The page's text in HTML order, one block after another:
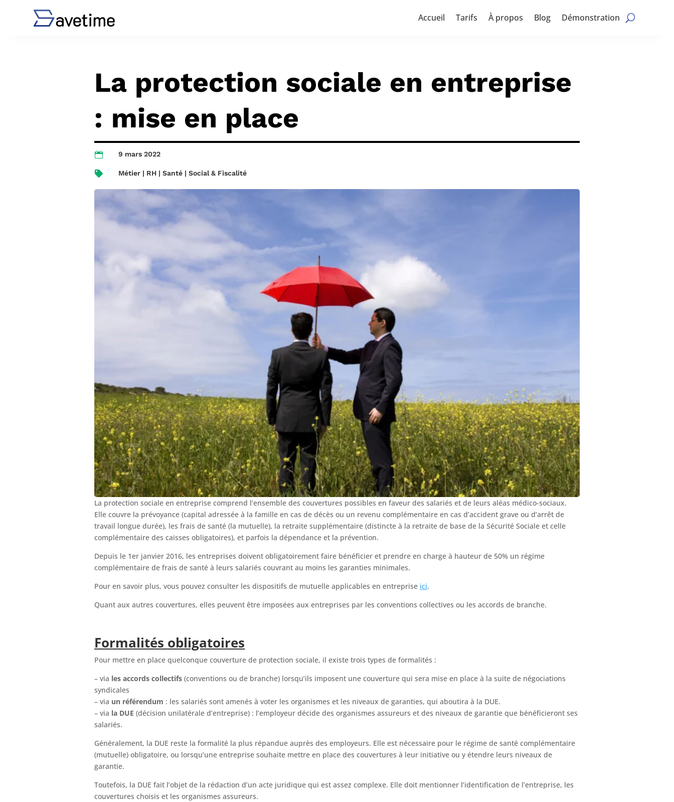
Accueil Tarifs À propos Blog Démonstration
La protection sociale en entreprise
: mise en place
 9 mars 2022
 Métier | RH | Santé | Social & Fiscalité
La protection sociale en entreprise comprend l’ensemble des couvertures possibles en faveur des salariés et de leurs aléas médico-sociaux.
Elle couvre la prévoyance (capital adressée à la famille en cas de décès ou un revenu complémentaire en cas d’accident grave ou d’arrêt de
travail longue durée), les frais de santé (la mutuelle), la retraite supplémentaire (distincte à la retraite de base de la Sécurité Sociale et celle
complémentaire des caisses obligatoires), et parfois la dépendance et la prévention.
Depuis le 1er janvier 2016, les entreprises doivent obligatoirement faire bénéficier et prendre en charge à hauteur de 50% un régime
complémentaire de frais de santé à leurs salariés couvrant au moins les garanties minimales.
Pour en savoir plus, vous pouvez consulter les dispositifs de mutuelle applicables en entreprise ici.
Quant aux autres couvertures, elles peuvent être imposées aux entreprises par les conventions collectives ou les accords de branche.
Formalités obligatoires
Pour mettre en place quelconque couverture de protection sociale, il existe trois types de formalités :
– via les accords collectifs(conventions ou de branche) lorsqu’ils imposent une couverture qui sera mise en place à la suite de négociations
syndicales
– via un référendum : les salariés sont amenés à voter les organismes et les niveaux de garanties, qui aboutira à la DUE.
– via la DUE (décision unilatérale d’entreprise) : l’employeur décide des organismes assureurs et des niveaux de garantie que bénéficieront ses
salariés.
Généralement, la DUE reste la formalité la plus répandue auprès des employeurs. Elle est nécessaire pour le régime de santé complémentaire
(mutuelle) obligatoire, ou lorsqu’une entreprise souhaite mettre en place des couvertures à leur initiative ou y étendre leurs niveaux de
garantie.
Toutefois, la DUE fait l’objet de la rédaction d’un acte juridique qui est assez complexe. Elle doit mentionner l’identification de l’entreprise, les
couvertures choisis et les organismes assureurs.